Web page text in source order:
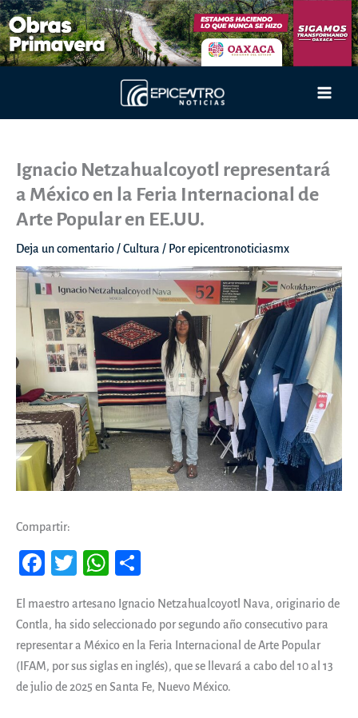
Ir
al
contenido
Ignacio Netzahualcoyotl representará
a México en la Feria Internacional de
Arte Popular en EE.UU.
Deja un comentario/Cultura / Porepicentronoticiasmx
Compartir:
Fa
b
oo
k
T
tt
er
W
ts
A
pp
pa
rti
r
El maestro artesano Ignacio Netzahualcoyotl Nava, originario de
Contla, ha sido seleccionado por segundo año consecutivo para
representar a México en la Feria Internacional de Arte Popular
(IFAM, por sus siglas en inglés), que se llevará a cabo del 10 al 13
de julio de 2025 en Santa Fe, Nuevo México.